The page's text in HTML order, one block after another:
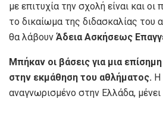
με επιτυχία την σχολή είναι και
το δικαίωμα της διδασκαλίας του
θα λάβουν Άδεια Ασκήσεως
Μπήκαν οι βάσεις για μια
στην εκμάθηση του αθλήματος. Η
αναγνωρισμένο στην Ελλάδα, μένει